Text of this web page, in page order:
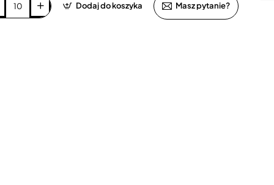
Dodaj do koszyka Masz pytanie?